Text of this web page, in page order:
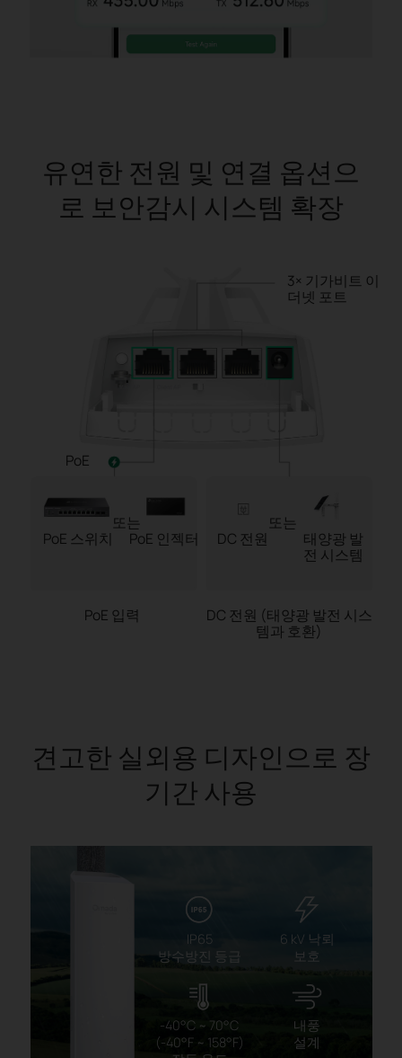
유연한 전원 및 연결 옵션으
로 보안감시 시스템 확장
3× 기가비트 이
더넷 포트
PoE
PoE 스위치
또는
PoE 인젝터
PoE 입력
DC 전원
또는
태양광 발
전 시스템
DC 전원 (태양광 발전 시스
템과 호환)
견고한 실외용 디자인으로 장
기간 사용
IP65
방수방진 등급
6 kV 낙뢰
보호
-40°C ~ 70°C
(-40°F ~ 158°F)
내풍
설계